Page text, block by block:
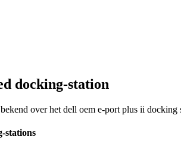
docking-station
over het dell oem e-port plus ii
stations